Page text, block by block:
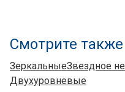
Смотрите также
ЗеркальныеЗвездное
Двухуровневые